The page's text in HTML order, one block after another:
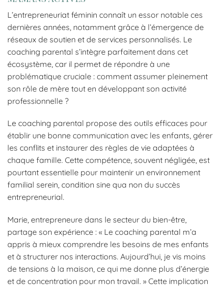
L’entrepreneuriat féminin connaît un essor notable ces
dernières années, notamment grâce à l’émergence de
réseaux de soutien et de services personnalisés. Le
coaching parental s’intègre parfaitement dans cet
écosystème, car il permet de répondre à une
problématique cruciale : comment assumer pleinement
son rôle de mère tout en développant son activité
professionnelle ?
Le coaching parental propose des outils efficaces pour
établir une bonne communication avec les enfants, gérer
les conflits et instaurer des règles de vie adaptées à
chaque famille. Cette compétence, souvent négligée, est
pourtant essentielle pour maintenir un environnement
familial serein, condition sine qua non du succès
entrepreneurial.
Marie, entrepreneure dans le secteur du bien-être,
partage son expérience : « Le coaching parental m’a
appris à mieux comprendre les besoins de mes enfants
et à structurer nos interactions. Aujourd’hui, je vis moins
de tensions à la maison, ce qui me donne plus d’énergie
et de concentration pour mon travail. » Cette implication